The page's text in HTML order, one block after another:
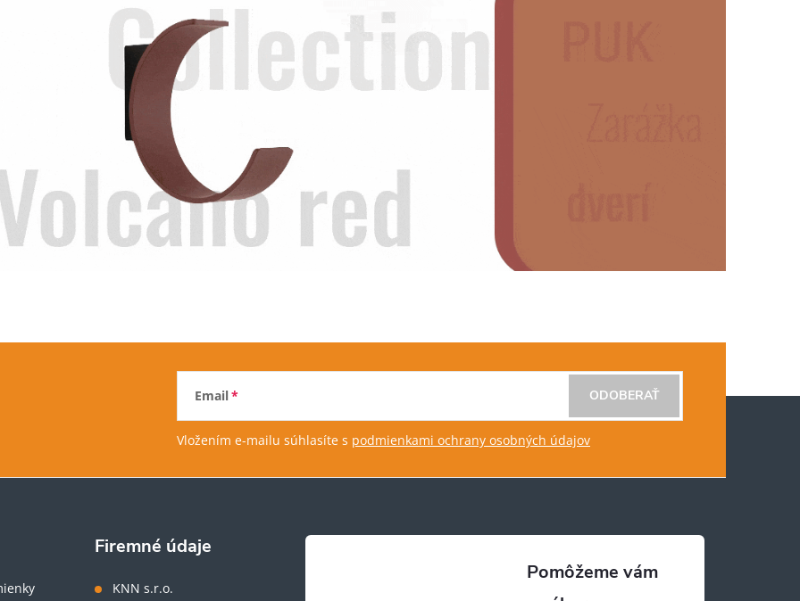
Email
Vložením e-mailu súhlasíte s podmienkami ochrany osobných údajov
ODOBERAŤ
Firemné údaje
KNN s.r.o.